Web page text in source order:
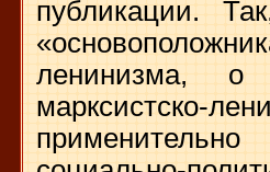
публикации.
ленинизма, о